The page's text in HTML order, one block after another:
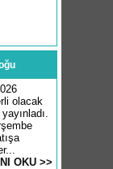
olacak
OKU >>